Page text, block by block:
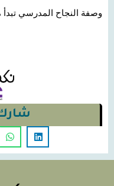
وصفة النجاح المدرسي تبدأ